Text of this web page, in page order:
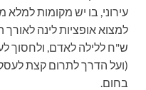
עירוני, בו יש מקומות למלא
ש"ח ללילה לאדם, ולחסוך
(ועל הדרך לתרום קצת
בחום.